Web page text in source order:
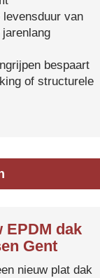
van
bespaart
of structurele
EPDM dak
Gent
nieuw plat dak